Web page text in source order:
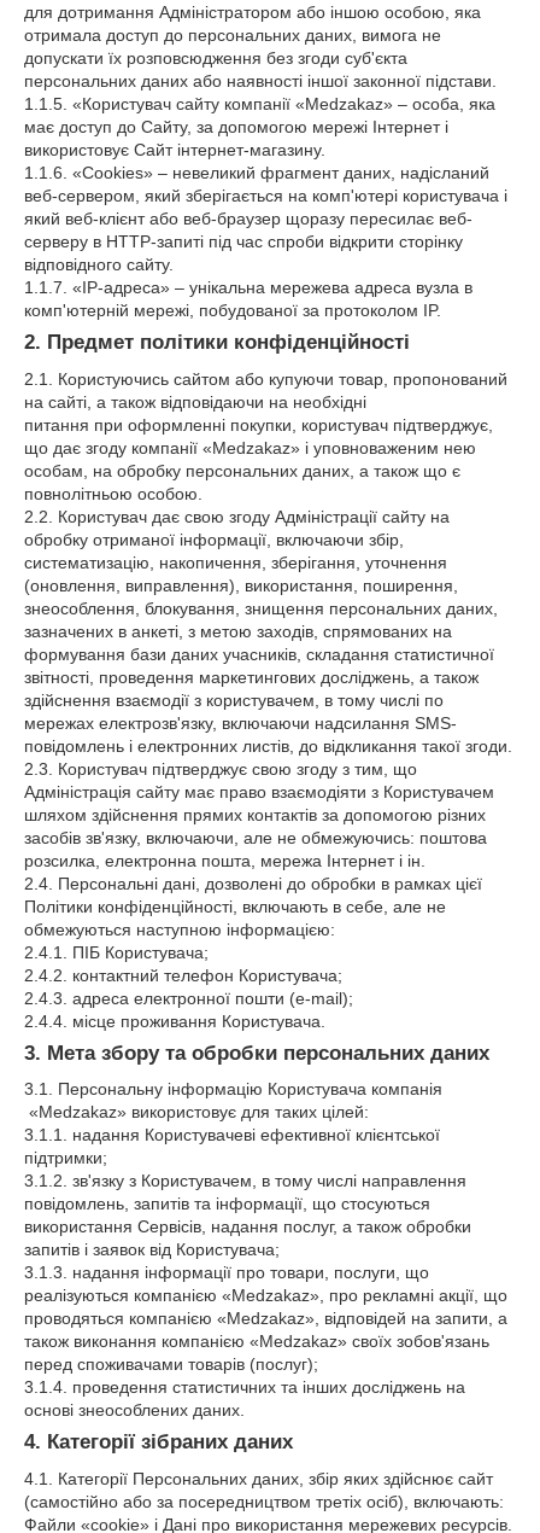
для дотримання Адміністратором або іншою особою, яка
отримала доступ до персональних даних, вимога не
допускати їх розповсюдження без згоди суб'єкта
персональних даних або наявності іншої законної підстави.
1.1.5. «Користувач сайту компанії «Medzakaz» – особа, яка
має доступ до Сайту, за допомогою мережі Інтернет і
використовує Сайт інтернет-магазину.
1.1.6. «Cookies» – невеликий фрагмент даних, надісланий
веб-сервером, який зберігається на комп'ютері користувача і
який веб-клієнт або веб-браузер щоразу пересилає веб-
серверу в HTTP-запиті під час спроби відкрити сторінку
відповідного сайту.
1.1.7. «IP-адреса» – унікальна мережева адреса вузла в
комп'ютерній мережі, побудованої за протоколом IP.
2. Предмет політики конфіденційності
2.1. Користуючись сайтом або купуючи товар, пропонований
на сайті, а також відповідаючи на необхідні
питання при оформленні покупки, користувач підтверджує,
що дає згоду компанії «Medzakaz» і уповноваженим нею
особам, на обробку персональних даних, а також що є
повнолітньою особою.
2.2. Користувач дає свою згоду Адміністрації сайту на
обробку отриманої інформації, включаючи збір,
систематизацію, накопичення, зберігання, уточнення
(оновлення, виправлення), використання, поширення,
знеособлення, блокування, знищення персональних даних,
зазначених в анкеті, з метою заходів, спрямованих на
формування бази даних учасників, складання статистичної
звітності, проведення маркетингових досліджень, а також
здійснення взаємодії з користувачем, в тому числі по
мережах електрозв'язку, включаючи надсилання SMS-
повідомлень і електронних листів, до відкликання такої згоди.
2.3. Користувач підтверджує свою згоду з тим, що
Адміністрація сайту має право взаємодіяти з Користувачем
шляхом здійснення прямих контактів за допомогою різних
засобів зв'язку, включаючи, але не обмежуючись: поштова
розсилка, електронна пошта, мережа Інтернет і ін.
2.4. Персональні дані, дозволені до обробки в рамках цієї
Політики конфіденційності, включають в себе, але не
обмежуються наступною інформацією:
2.4.1. ПІБ Користувача;
2.4.2. контактний телефон Користувача;
2.4.3. адреса електронної пошти (e-mail);
2.4.4. місце проживання Користувача.
3. Мета збору та обробки персональних даних
3.1. Персональну інформацію Користувача компанія
«Medzakaz» використовує для таких цілей:
3.1.1. надання Користувачеві ефективної клієнтської
підтримки;
3.1.2. зв'язку з Користувачем, в тому числі направлення
повідомлень, запитів та інформації, що стосуються
використання Сервісів, надання послуг, а також обробки
запитів і заявок від Користувача;
3.1.3. надання інформації про товари, послуги, що
реалізуються компанією «Medzakaz», про рекламні акції, що
проводяться компанією «Medzakaz», відповідей на запити, а
також виконання компанією «Medzakaz» своїх зобов'язань
перед споживачами товарів (послуг);
3.1.4. проведення статистичних та інших досліджень на
основі знеособлених даних.
4. Категорії зібраних даних
4.1. Категорії Персональних даних, збір яких здійснює сайт
(самостійно або за посередництвом третіх осіб), включають:
Файли «cookie» і Дані про використання мережевих ресурсів.